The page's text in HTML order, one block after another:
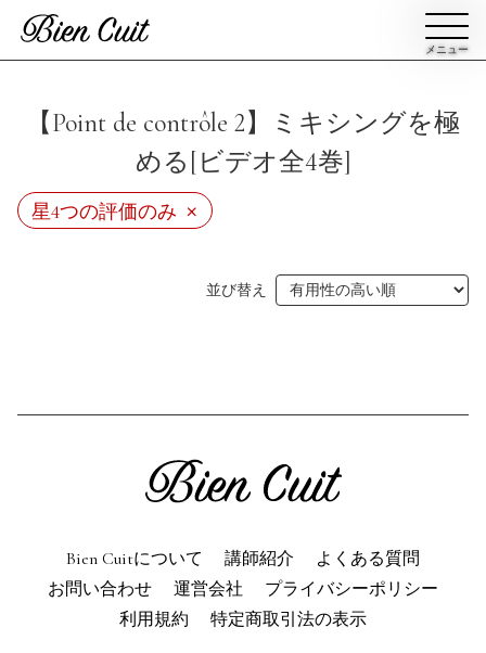
メニュー
ログイン
Bien Cuitについて
講師紹介
お問い合わせ
パン屋になった人達
パン辞典
トップページ
【Point de contrôle 2】ミキシングを極
める[ビデオ全4巻]
星4つの評価のみ ×
並び替え
Bien Cuitについて 講師紹介
よくある質問
お問い合わせ
運営会社
プライバシーポリシー
利用規約
特定商取引法の表示